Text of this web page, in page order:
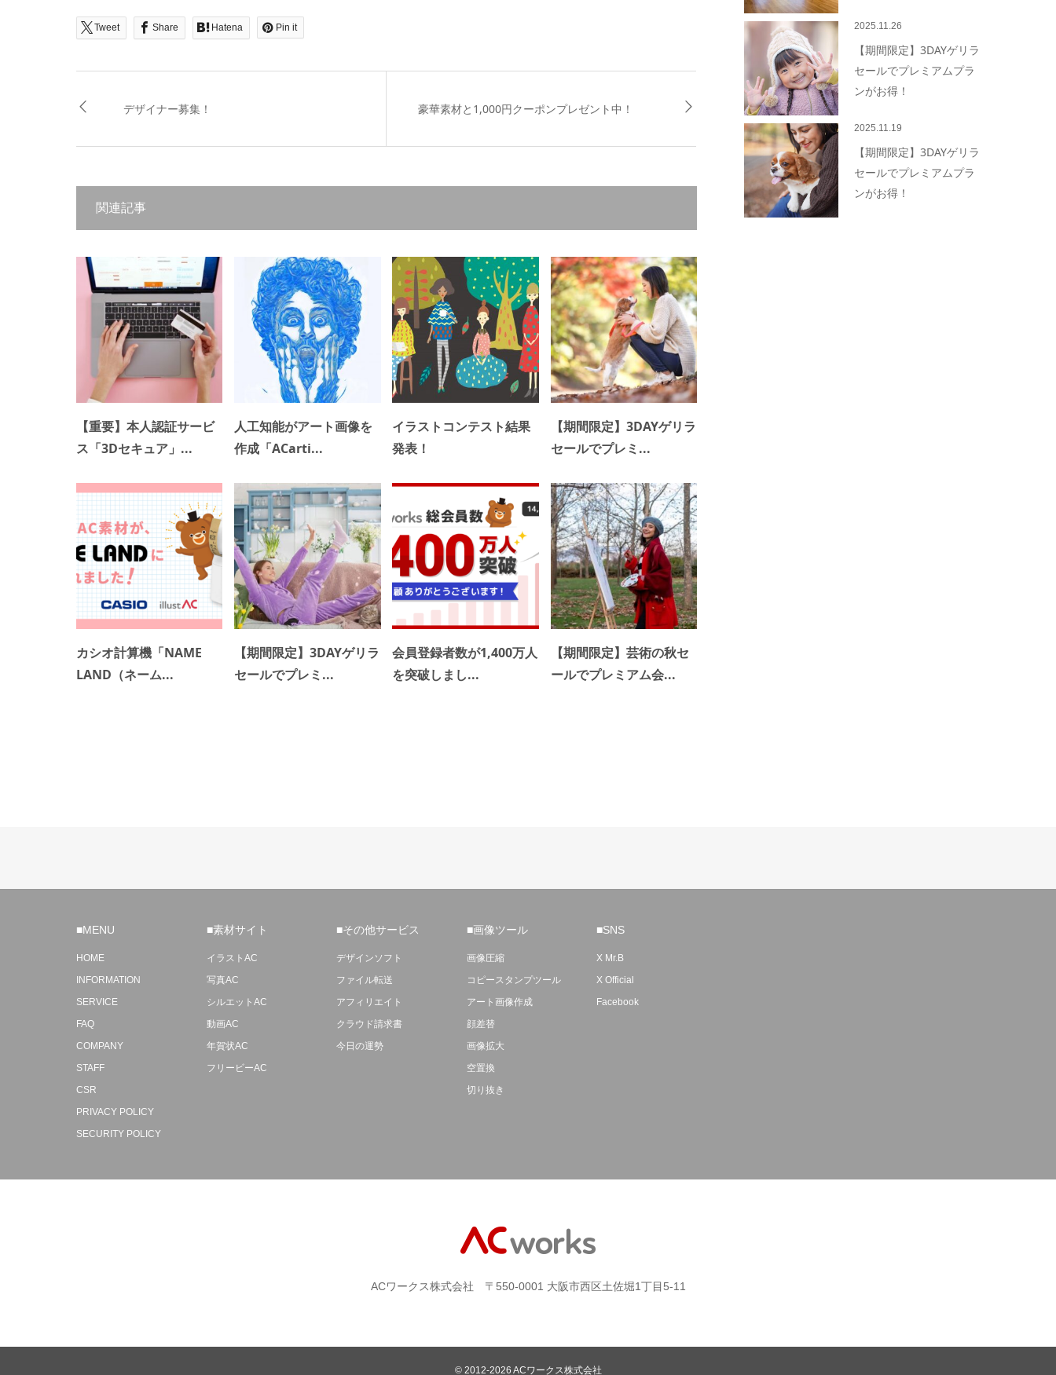
Tweet Share Hatena Pin it
デザイナー募集！ 豪華素材と1,000円クーポンプレゼント中！
関連記事
【重要】本人認証サービ
ス「3Dセキュア」...
人工知能がアート画像を
作成「ACarti...
イラストコンテスト結果
発表！
【期間限定】3DAYゲリラ
セールでプレミ...
カシオ計算機「NAME
LAND（ネーム...
【期間限定】3DAYゲリラ
セールでプレミ...
会員登録者数が1,400万人
を突破しまし...
【期間限定】芸術の秋セ
ールでプレミアム会...
2025.11.26
【期間限定】3DAYゲリラ
セールでプレミアムプラ
ンがお得！
2025.11.19
【期間限定】3DAYゲリラ
セールでプレミアムプラ
ンがお得！
■MENU
HOME
INFORMATION
SERVICE
FAQ
COMPANY
STAFF
CSR
PRIVACY POLICY
SECURITY POLICY
■素材サイト
イラストAC
写真AC
シルエットAC
動画AC
年賀状AC
フリービーAC
■その他サービス
デザインソフト
ファイル転送
アフィリエイト
クラウド請求書
今日の運勢
■画像ツール
画像圧縮
コピースタンプツール
アート画像作成
顔差替
画像拡大
空置換
切り抜き
■SNS
X Mr.B
X Official
Facebook
ACワークス株式会社 〒550-0001 大阪市西区土佐堀1丁目5-11
© 2012-2026 ACワークス株式会社